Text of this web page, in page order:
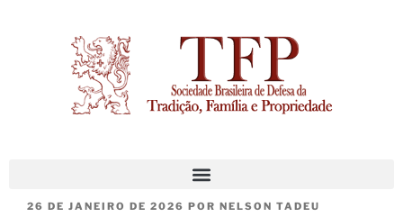
26 DE JANEIRO DE 2026 POR NELSON TADEU